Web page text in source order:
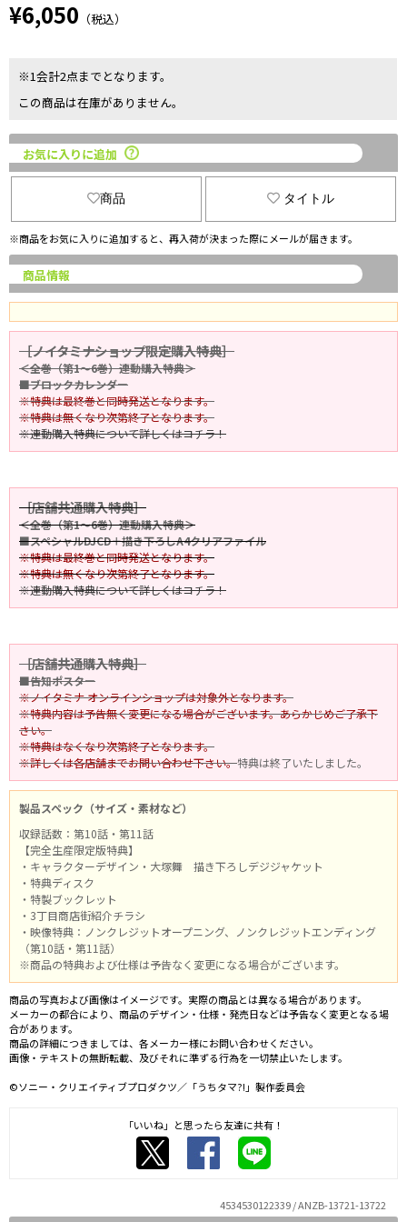
¥6,050 （税込）
※1会計2点までとなります。
この商品は在庫がありません。
お気に入りに追加
商品 タイトル
※商品をお気に入りに追加すると、再入荷が決まった際にメールが届きます。
商品情報
［ノイタミナショップ限定購入特典］
＜全巻（第1～6巻）連動購入特典＞
■ブロックカレンダー
※特典は最終巻と同時発送となります。
※特典は無くなり次第終了となります。
※連動購入特典について詳しくはコチラ！
［店舗共通購入特典］
＜全巻（第1～6巻）連動購入特典＞
■スペシャルDJCD＋描き下ろしA4クリアファイル
※特典は最終巻と同時発送となります。
※特典は無くなり次第終了となります。
※連動購入特典について詳しくはコチラ！
［店舗共通購入特典］
■告知ポスター
※ノイタミナ オンラインショップは対象外となります。
※特典内容は予告無く変更になる場合がございます。あらかじめご了承下
さい。
※特典はなくなり次第終了となります。
※詳しくは各店舗までお問い合わせ下さい。特典は終了いたしました。
製品スペック（サイズ・素材など）
収録話数：第10話・第11話
【完全生産限定版特典】
・キャラクターデザイン・大塚舞 描き下ろしデジジャケット
・特典ディスク
・特製ブックレット
・3丁目商店街紹介チラシ
・映像特典：ノンクレジットオープニング、ノンクレジットエンディング
（第10話・第11話）
※商品の特典および仕様は予告なく変更になる場合がございます。
商品の写真および画像はイメージです。実際の商品とは異なる場合があります。
メーカーの都合により、商品のデザイン・仕様・発売日などは予告なく変更となる場
合があります。
商品の詳細につきましては、各メーカー様にお問い合わせください。
画像・テキストの無断転載、及びそれに準ずる行為を一切禁止いたします。
©ソニー・クリエイティブプロダクツ／「うちタマ?!」製作委員会
「いいね」と思ったら友達に共有！
4534530122339 / ANZB-13721-13722